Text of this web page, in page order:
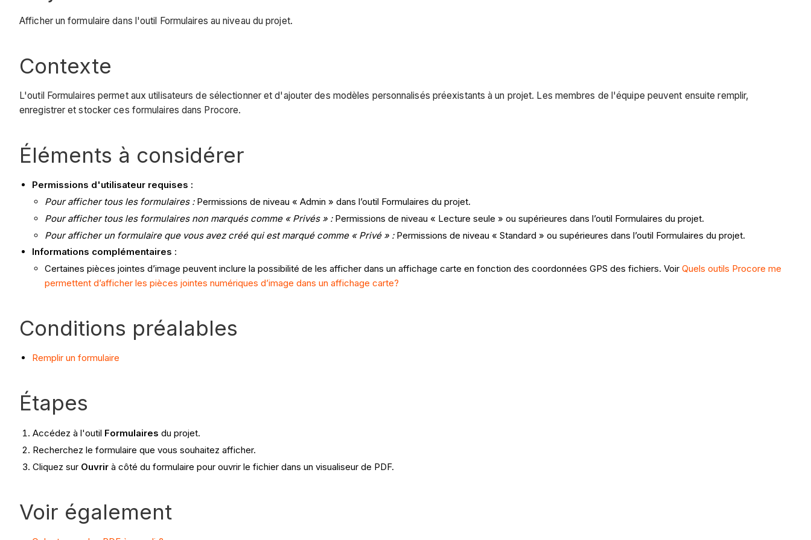
Afficher un formulaire dans l'outil Formulaires au niveau du projet.
Contexte
L'outil Formulaires permet aux utilisateurs de sélectionner et d'ajouter des modèles personnalisés préexistants à un projet. Les membres de l'équipe peuvent ensuite remplir,
enregistrer et stocker ces formulaires dans Procore.
Éléments à considérer
Permissions d'utilisateur requises :
Pour afficher tous les formulaires : Permissions de niveau « Admin » dans l’outil Formulaires du projet.
Pour afficher tous les formulaires non marqués comme « Privés » :Permissions de niveau « Lecture seule » ou supérieures dans l’outil Formulaires du projet.
Pour afficher un formulaire que vous avez créé qui est marqué comme « Privé » :Permissions de niveau « Standard » ou supérieures dans l’outil Formulaires du projet.
Informations complémentaires :
Certaines pièces jointes d’image peuvent inclure la possibilité de les afficher dans un affichage carte en fonction des coordonnées GPS des fichiers. Voir Quels outils Procore me
permettent d’afficher les pièces jointes numériques d’image dans un affichage carte?
Conditions préalables
Remplir un formulaire
Étapes
Accédez à l'outil Formulaires du projet.
Recherchez le formulaire que vous souhaitez afficher.
Cliquez sur Ouvrir à côté du formulaire pour ouvrir le fichier dans un visualiseur de PDF.
Voir également